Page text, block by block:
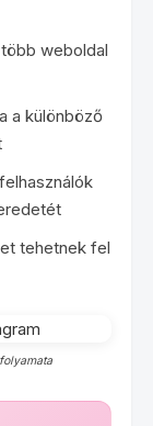
weboldal
a különböző
tehetnek fel